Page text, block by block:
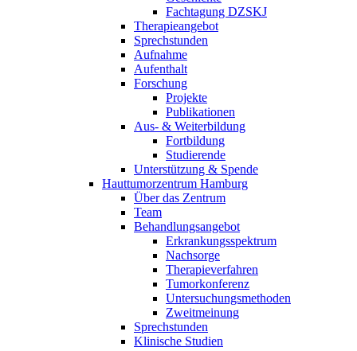
Fachtagung DZSKJ
Therapieangebot
Sprechstunden
Aufnahme
Aufenthalt
Forschung
Projekte
Publikationen
Aus- & Weiterbildung
Fortbildung
Studierende
Unterstützung & Spende
Hauttumorzentrum Hamburg
Über das Zentrum
Team
Behandlungsangebot
Erkrankungsspektrum
Nachsorge
Therapieverfahren
Tumorkonferenz
Untersuchungsmethoden
Zweitmeinung
Sprechstunden
Klinische Studien